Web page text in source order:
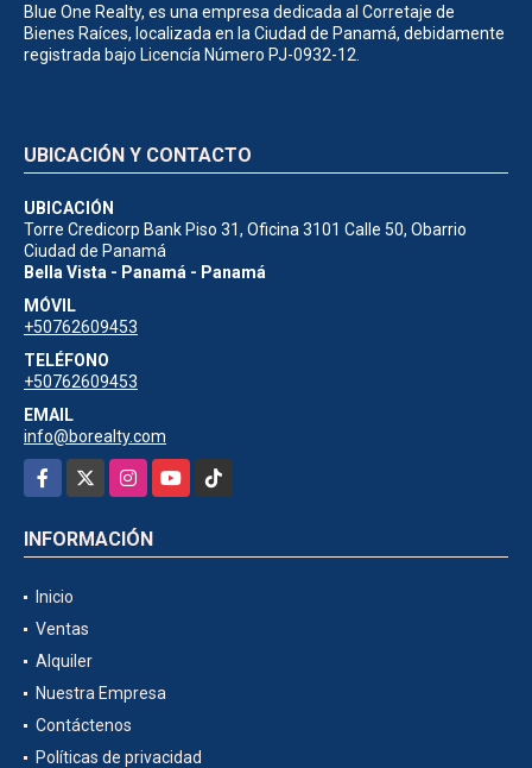
Blue One Realty, es una empresa dedicada al Corretaje de
Bienes Raíces, localizada en la Ciudad de Panamá, debidamente
registrada bajo Licencía Número PJ-0932-12.
UBICACIÓN Y CONTACTO
UBICACIÓN
Torre Credicorp Bank Piso 31, Oficina 3101 Calle 50, Obarrio
Ciudad de Panamá
Bella Vista - Panamá - Panamá
MÓVIL
+50762609453
TELÉFONO
+50762609453
EMAIL
info@borealty.com
Facebook
InstagramYouTubeTikTok
INFORMACIÓN
Inicio
Ventas
Alquiler
Nuestra Empresa
Contáctenos
Políticas de privacidad